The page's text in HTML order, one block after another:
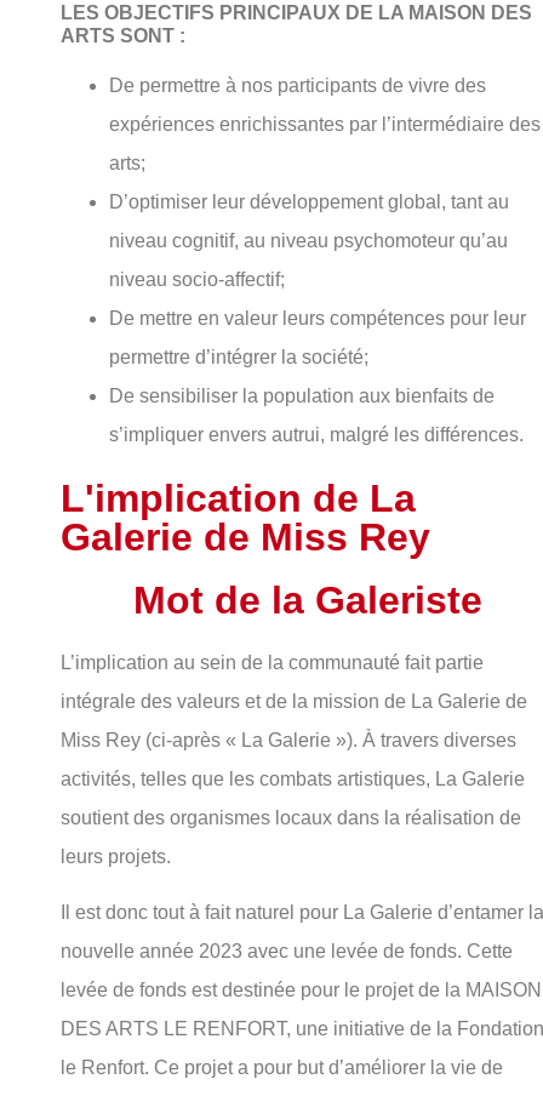
LES OBJECTIFS PRINCIPAUX DE LA MAISON DES
ARTS SONT :
De permettre à nos participants de vivre des
expériences enrichissantes par l’intermédiaire des
arts;
D’optimiser leur développement global, tant au
niveau cognitif, au niveau psychomoteur qu’au
niveau socio-affectif;
De mettre en valeur leurs compétences pour leur
permettre d’intégrer la société;
De sensibiliser la population aux bienfaits de
s’impliquer envers autrui, malgré les différences.
L'implication de La
Galerie de Miss Rey
Mot de la Galeriste
L’implication au sein de la communauté fait partie
intégrale des valeurs et de la mission de La Galerie de
Miss Rey (ci-après « La Galerie »). À travers diverses
activités, telles que les combats artistiques, La Galerie
soutient des organismes locaux dans la réalisation de
leurs projets.
Il est donc tout à fait naturel pour La Galerie d’entamer la
nouvelle année 2023 avec une levée de fonds. Cette
levée de fonds est destinée pour le projet de la MAISON
DES ARTS LE RENFORT, une initiative de la Fondation
le Renfort. Ce projet a pour but d’améliorer la vie de